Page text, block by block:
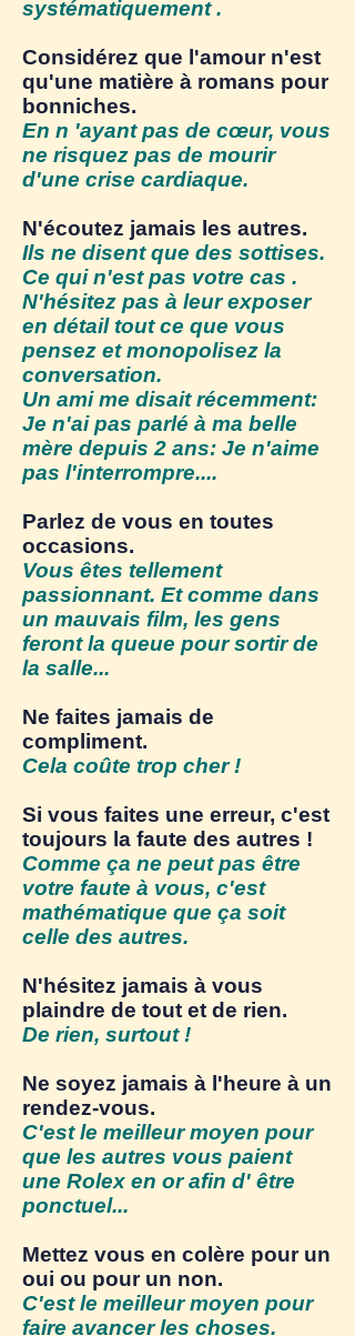
systématiquement .
Considérez que l'amour n'est
qu'une matière à romans pour
bonniches.
En n 'ayant pas de cœur, vous
ne risquez pas de mourir
d'une crise cardiaque.
N'écoutez jamais les autres.
Ils ne disent que des sottises.
Ce qui n'est pas votre cas .
N'hésitez pas à leur exposer
en détail tout ce que vous
pensez et monopolisez la
conversation.
Un ami me disait récemment:
Je n'ai pas parlé à ma belle
mère depuis 2 ans: Je n'aime
pas l'interrompre....
Parlez de vous en toutes
occasions.
Vous êtes tellement
passionnant. Et comme dans
un mauvais film, les gens
feront la queue pour sortir de
la salle...
Ne faites jamais de
compliment.
Cela coûte trop cher !
Si vous faites une erreur, c'est
toujours la faute des autres !
Comme ça ne peut pas être
votre faute à vous, c'est
mathématique que ça soit
celle des autres.
N'hésitez jamais à vous
plaindre de tout et de rien.
De rien, surtout !
Ne soyez jamais à l'heure à un
rendez-vous.
C'est le meilleur moyen pour
que les autres vous paient
une Rolex en or afin d' être
ponctuel...
Mettez vous en colère pour un
oui ou pour un non.
C'est le meilleur moyen pour
faire avancer les choses.